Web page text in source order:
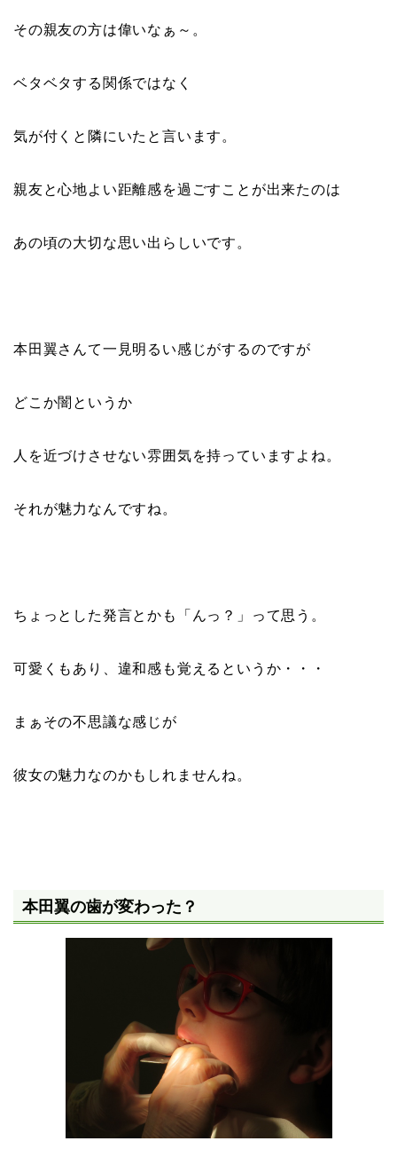
その親友の方は偉いなぁ～。
ベタベタする関係ではなく
気が付くと隣にいたと言います。
親友と心地よい距離感を過ごすことが出来たのは
あの頃の大切な思い出らしいです。
本田翼さんて一見明るい感じがするのですが
どこか闇 というか
人を近づけさせない雰囲気を持っていますよね。
それが魅力なんですね。
ちょっとした発言とかも「んっ？」って思う。
可愛くもあり、違和感も覚えるというか・・・
まぁその不思議な感じが
彼女の魅力なのかもしれませんね。
本田翼の歯が変わった？